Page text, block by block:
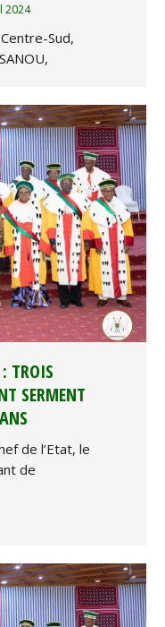
2024
Sud,
TROIS
SERMENT
de l’Etat, le
de